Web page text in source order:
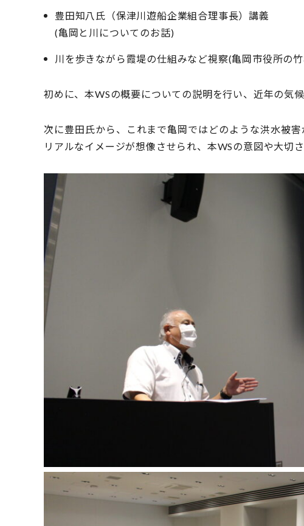
豊田知八氏（保津川遊船企業組合理事長）講義
(亀岡と川についてのお話)
川を歩きながら霞堤の仕組みなど視察(亀岡市役所の
初めに、本WSの概要についての説明を行い、近年の気
次に豊田氏から、これまで亀岡ではどのような洪水被
リアルなイメージが想像させられ、本WSの意図や大切